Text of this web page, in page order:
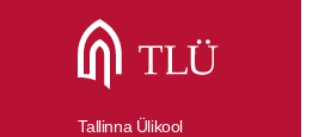
Tallinna Ülikool